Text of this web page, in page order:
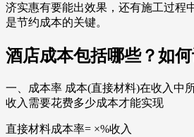
济实惠有要能出效果，还有施工过程
是节约成本的关键。
酒店成本包括哪些？如何
一、成本率 成本(直接材料)在收入中
收入需要花费多少成本才能实现
直接材料成本率= ×%收入